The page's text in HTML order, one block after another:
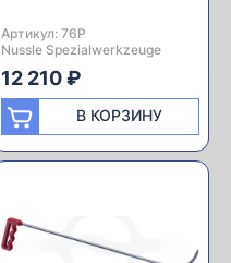
Артикул: 76P
Производитель:
Nussle Spezialwerkzeuge
12 210 ₽
В КОРЗИНУ